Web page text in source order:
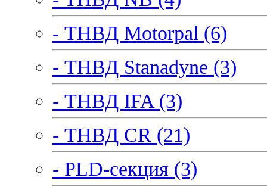
- ТНВД Motorpal (6)
- ТНВД Stanadyne (3)
- ТНВД IFA (3)
- ТНВД CR (21)
- PLD-секция (3)